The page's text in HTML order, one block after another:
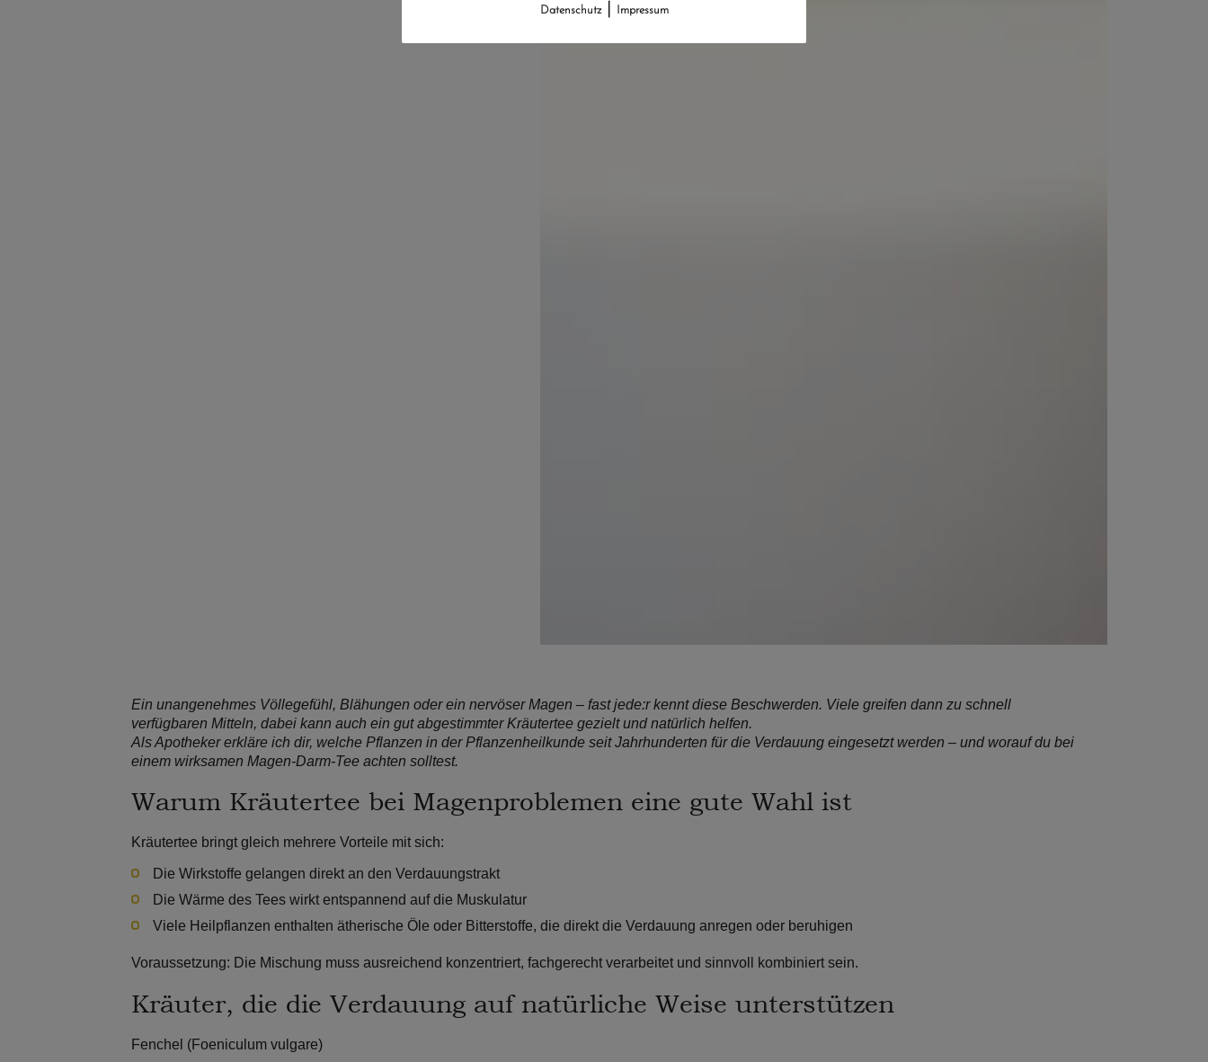
Ein unangenehmes Völlegefühl, Blähungen oder ein nervöser Magen – fast jede:r kennt diese Beschwerden. Viele greifen dann zu schnell
verfügbaren Mitteln, dabei kann auch ein gut abgestimmter Kräutertee gezielt und natürlich helfen.
Als Apotheker erkläre ich dir, welche Pflanzen in der Pflanzenheilkunde seit Jahrhunderten für die Verdauung eingesetzt werden – und worauf du bei
einem wirksamen Magen-Darm-Tee achten solltest.
Warum Kräutertee bei Magenproblemen eine gute Wahl ist
Kräutertee bringt gleich mehrere Vorteile mit sich:
Die Wirkstoffe gelangen direkt an den Verdauungstrakt
Die Wärme des Tees wirkt entspannend auf die Muskulatur
Viele Heilpflanzen enthalten ätherische Öle oder Bitterstoffe, die direkt die Verdauung anregen oder beruhigen
Voraussetzung: Die Mischung muss ausreichend konzentriert, fachgerecht verarbeitet und sinnvoll kombiniert sein.
Kräuter, die die Verdauung auf natürliche Weise unterstützen
Fenchel (Foeniculum vulgare)
Datenschutz| Impressum